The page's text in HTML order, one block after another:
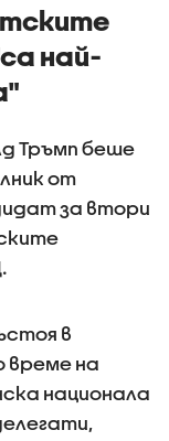
най-
Тръмп беше
от
за втори
в
време на
национала